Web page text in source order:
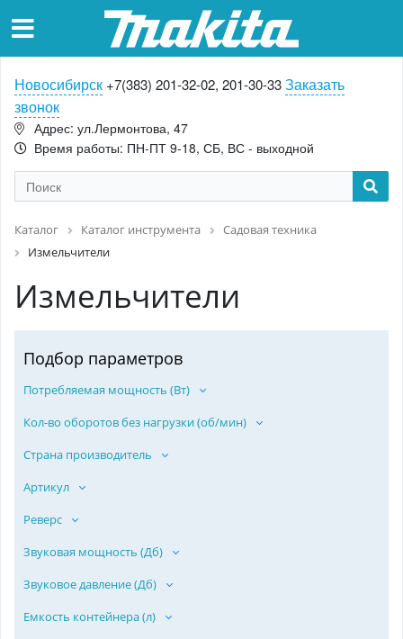
Новосибирск +7(383) 201-32-02, 201-30-33Заказать
звонок
Адрес: ул.Лермонтова, 47
Время работы: ПН-ПТ 9-18, СБ, ВС - выходной
Каталог Каталог инструмента
Садовая техника
Измельчители
Измельчители
Подбор параметров
Потребляемая мощность (Вт)
Кол-во оборотов без нагрузки (об/мин)
Страна производитель
Артикул
Реверс
Звуковая мощность (Дб)
Звуковое давление (Дб)
Емкость контейнера (л)